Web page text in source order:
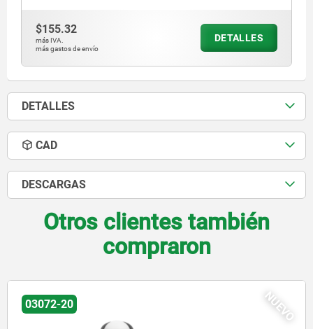
$155.32
más IVA.
más gastos de envío
DETALLES
DETALLES
CAD
DESCARGAS
Otros clientes también
compraron
03072-30